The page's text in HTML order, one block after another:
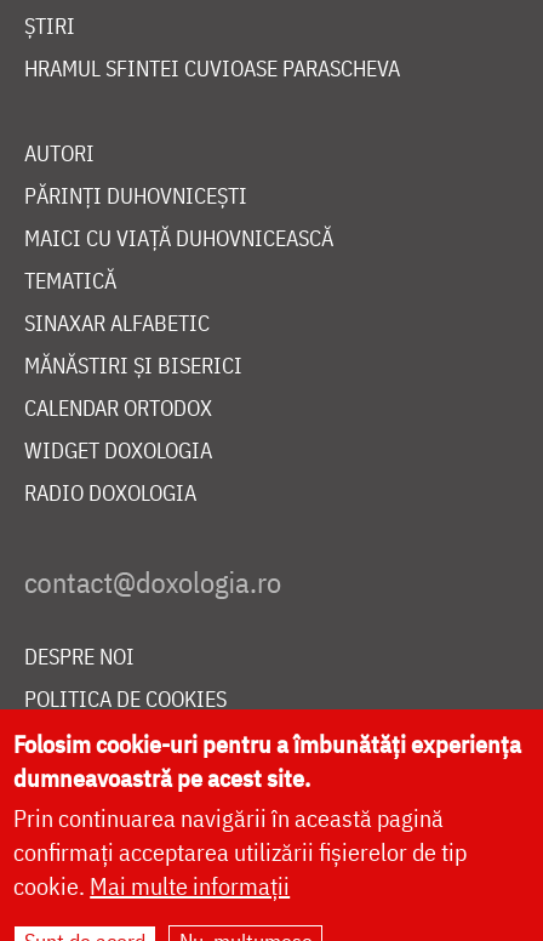
ȘTIRI
HRAMUL SFINTEI CUVIOASE PARASCHEVA
AUTORI
PĂRINȚI DUHOVNICEȘTI
MAICI CU VIAȚĂ DUHOVNICEASCĂ
TEMATICĂ
SINAXAR ALFABETIC
MĂNĂSTIRI ȘI BISERICI
CALENDAR ORTODOX
WIDGET DOXOLOGIA
RADIO DOXOLOGIA
DESPRE NOI
POLITICA DE COOKIES
DONEAZĂ ONLINE PENTRU CATEDRALA NAȚIONALĂ
LIVE
Folosim cookie-uri pentru a îmbunătăți experiența
dumneavoastră pe acest site.
Prin continuarea navigării în această pagină
confirmați acceptarea utilizării fișierelor de tip
cookie. Mai multe informații